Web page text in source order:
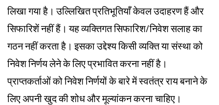
लिखा गया है। उल्लिखित प्रतिभूतियाँ केवल उदाहरण हैं और
सिफारिशें नहीं हैं। यह व्यक्तिगत सिफारिश/निवेश सलाह का
गठन नहीं करता है। इसका उद्देश्य किसी व्यक्ति या संस्था को
निवेश निर्णय लेने के लिए प्रभावित करना नहीं है।
प्राप्तकर्ताओं को निवेश निर्णयों के बारे में स्वतंत्र राय बनाने के
लिए अपनी खुद की शोध और मूल्यांकन करना चाहिए।